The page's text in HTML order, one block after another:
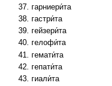
гарниери́та
гастри́та
гейзери́та
гелофи́та
гемати́та
гепати́та
гиали́та